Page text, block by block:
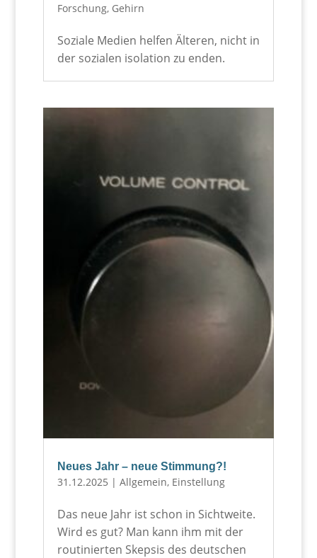
Forschung, Gehirn
Soziale Medien helfen Älteren, nicht in
der sozialen isolation zu enden.
Neues Jahr – neue Stimmung?!
31.12.2025 | Allgemein, Einstellung
Das neue Jahr ist schon in Sichtweite.
Wird es gut? Man kann ihm mit der
routinierten Skepsis des deutschen